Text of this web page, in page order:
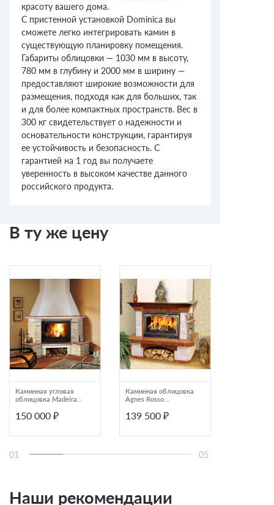
красоту вашего дома.
С пристенной установкой Dominica вы
сможете легко интегрировать камин в
существующую планировку помещения.
Габариты облицовки — 1030 мм в высоту,
780 мм в глубину и 2000 мм в ширину —
предоставляют широкие возможности для
размещения, подходя как для больших, так
и для более компактных пространств. Вес в
300 кг свидетельствует о надежности и
основательности конструкции, гарантируя
ее устойчивость и безопасность. С
гарантией на 1 год вы получаете
уверенность в высоком качестве данного
российского продукта.
В ту же цену
Каминная угловая
облицовка Madeira
деревянная балка
150 000 ₽
Каминная облицовка
Agnes Rosso
пристенный
139 500 ₽
01 05
Наши рекомендации